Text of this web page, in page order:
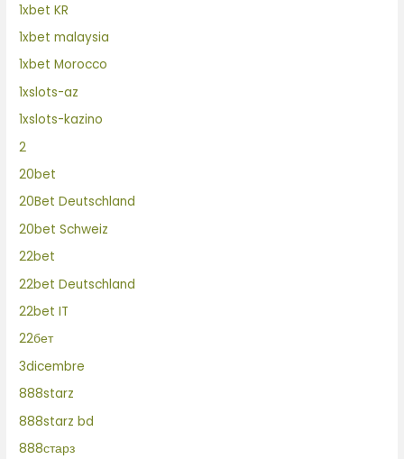
1xbet KR
1xbet malaysia
1xbet Morocco
1xslots-az
1xslots-kazino
2
20bet
20Bet Deutschland
20bet Schweiz
22bet
22bet Deutschland
22bet IT
22бет
3dicembre
888starz
888starz bd
888старз